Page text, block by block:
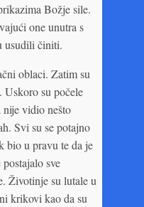
Božje sile.
one unutra s
usudili činiti.
oblaci. Zatim su
su počele
vidio nešto
Svi su se potajno
bio u pravu te da je
sve
Životinje su lutale u
krikovi kao da su